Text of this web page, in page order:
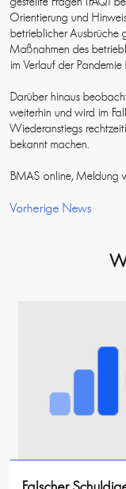
Orientierung und
betrieblicher Ausbrüche
Maßnahmen des
im Verlauf der
Darüber hinaus
weiterhin und wird im
Wiederanstiegs
bekannt machen.
BMAS online, Meldung
Vorherige News